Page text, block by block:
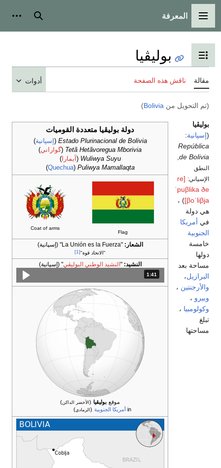
القائمة الرئيسية
المعرفة بحث
تبديل عرض جدول المحتويات
بوليڤيا
مقالة ناقش هذه الصفحة أدوات
(تم التحويل منBolivia
)
دولة بوليڤيا متعددة القوميات
Estado Plurinacional de Bolivia
(إسپانية)
Tetã Hetãvoregua Mborivia
( گواراني)
Wuliwya Suyu
( آيمارا)
Puliwya Mamallaqta
(
Quechua
)
Flag
Coat of arms
الشعار: "La Unión es la Fuerza" (إسپانية)
"الاتحاد قوة"[1]
النشيد: "النشيد الوطني البوليڤي" (إسپانية)
المدة: دقائق و 41 ثواني.
1:41
موقعبوليڤيا ( الأخضر الداكن)
أمريكا الجنوبية (الرمادي)
بوليڤيا
إسپانية:
República
de Bolivia
,
النطق
الإسپاني:
[re
ˈpuβlika ðe
βoˈliβja] ) ،
هي دولة
في أمريكا
الجنوبية
خامسة
دولها
مساحة بعد
البرازيل،
والأرجنتين،
وبيرو ،
وكولومبيا،
تبلغ
مساحتها